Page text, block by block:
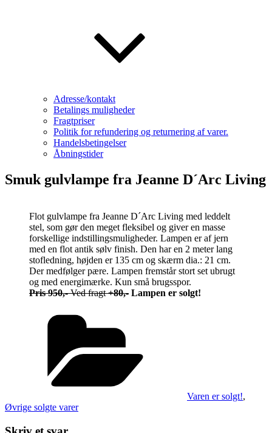
Adresse/kontakt
Betalings muligheder
Fragtpriser
Politik for refundering og returnering af varer.
Handelsbetingelser
Åbningstider
Smuk gulvlampe fra Jeanne D´Arc Living
Flot gulvlampe fra Jeanne D´Arc Living med leddelt
stel, som gør den meget fleksibel og giver en masse
forskellige indstillingsmuligheder. Lampen er af jern
med en flot antik sølv finish. Den har en 2 meter lang
stofledning, højden er 135 cm og skærm dia.: 21 cm.
Der medfølger pære. Lampen fremstår stort set ubrugt
og med energimærke. Kun små brugsspor.
Pris 950,-Ved fragt+80,- Lampen er solgt!
Varen er solgt!,
Øvrige solgte varer